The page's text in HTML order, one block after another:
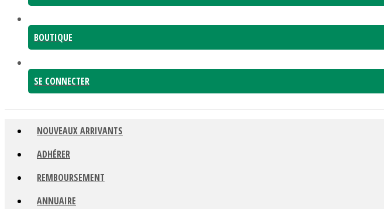
BOUTIQUE
SE CONNECTER
NOUVEAUX ARRIVANTS
ADHÉRER
REMBOURSEMENT
ANNUAIRE